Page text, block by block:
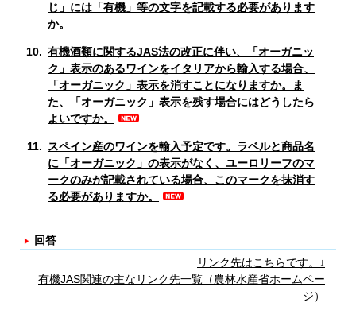
じ」には「有機」等の文字を記載する必要があります
か。
10. 有機酒類に関するJAS法の改正に伴い、「オーガニッ
ク」表示のあるワインをイタリアから輸入する場合、
「オーガニック」表示を消すことになりますか。ま
た、「オーガニック」表示を残す場合にはどうしたら
よいですか。
11.
スペイン産のワインを輸入予定です。ラベルと商品名
に「オーガニック」の表示がなく、ユーロリーフのマ
ークのみが記載されている場合、このマークを抹消す
る必要がありますか。
回答
リンク先はこちらです。↓
有機JAS関連の主なリンク先一覧（農林水産省ホームペー
ジ）